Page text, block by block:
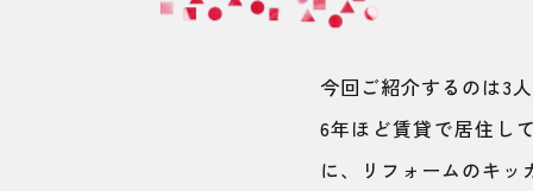
今回ご紹介するのは3
6年ほど賃貸で居住し
に、リフォームのキ